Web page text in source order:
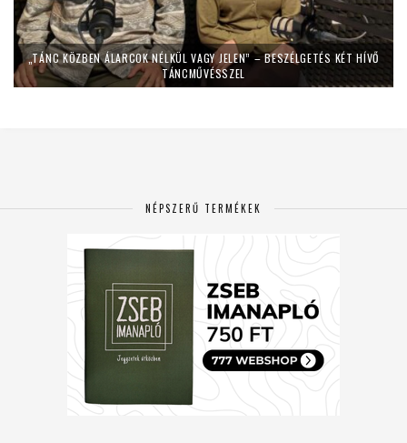
„TÁNC KÖZBEN ÁLARCOK NÉLKÜL VAGY JELEN” – BESZÉLGETÉS KÉT HÍVŐ
TÁNCMŰVÉSSZEL
NÉPSZERŰ TERMÉKEK